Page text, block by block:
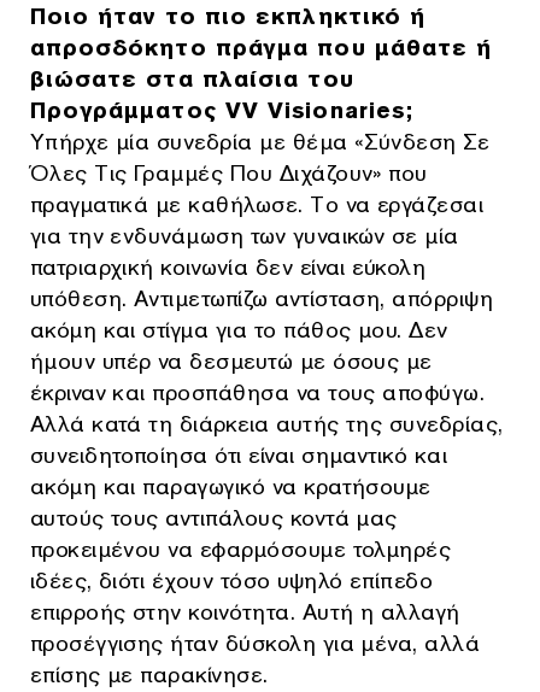
Ποιο ήταν το πιο εκπληκτικό ή
απροσδόκητο πράγμα που μάθατε ή
βιώσατε στα πλαίσια του
Προγράμματος VV Visionaries;
Υπήρχε μία συνεδρία με θέμα «Σύνδεση Σε
Όλες Τις Γραμμές Που Διχάζουν» που
πραγματικά με καθήλωσε. Το να εργάζεσαι
για την ενδυνάμωση των γυναικών σε μία
πατριαρχική κοινωνία δεν είναι εύκολη
υπόθεση. Αντιμετωπίζω αντίσταση, απόρριψη
ακόμη και στίγμα για το πάθος μου. Δεν
ήμουν υπέρ να δεσμευτώ με όσους με
έκριναν και προσπάθησα να τους αποφύγω.
Αλλά κατά τη διάρκεια αυτής της συνεδρίας,
συνειδητοποίησα ότι είναι σημαντικό και
ακόμη και παραγωγικό να κρατήσουμε
αυτούς τους αντιπάλους κοντά μας
προκειμένου να εφαρμόσουμε τολμηρές
ιδέες, διότι έχουν τόσο υψηλό επίπεδο
επιρροής στην κοινότητα. Αυτή η αλλαγή
προσέγγισης ήταν δύσκολη για μένα, αλλά
επίσης με παρακίνησε.